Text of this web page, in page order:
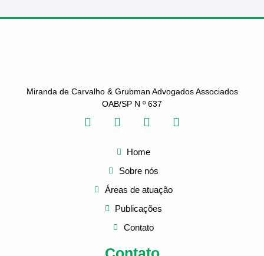
Miranda de Carvalho & Grubman Advogados Associados
OAB/SP N º 637
Home
Sobre nós
Áreas de atuação
Publicações
Contato